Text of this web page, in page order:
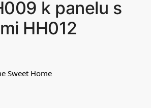
k panelu s
HH012
Sweet Home